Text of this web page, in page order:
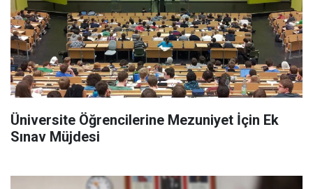
Üniversite Öğrencilerine Mezuniyet İçin Ek
Sınav Müjdesi